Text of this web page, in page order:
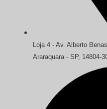
Loja 4 - Av. Alberto
Araraquara - SP, 14804-